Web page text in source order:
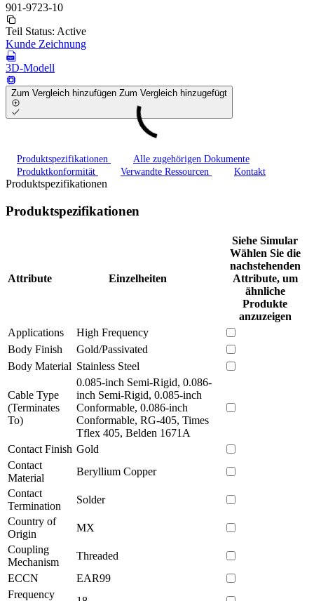
901-9723-10
Teil Status: Active
Kunde Zeichnung
3D-Modell
Zum Vergleich hinzufügen Zum Vergleich hinzugefügt
Produktspezifikationen
Alle zugehörigen Dokumente
Produktkonformität
Verwandte Ressourcen Kontakt
Produktspezifikationen
Produktspezifikationen
Attribute Einzelheiten
Siehe Simular
Wählen Sie die
nachstehenden
Attribute, um
ähnliche
Produkte
anzuzeigen
Applications
High Frequency
Body Finish
Gold/Passivated
Body Material Stainless Steel
Cable Type
(Terminates
To)
0.085-inch Semi-Rigid, 0.086-
inch Semi-Rigid, 0.085-inch
Conformable, 0.086-inch
Conformable, RG-405, Times
Tflex 405, Belden 1671A
Contact Finish Gold
Contact
Material
Beryllium Copper
Contact
Termination
Solder
Country of
Origin
MX
Coupling
Mechanism
Threaded
ECCN
EAR99
Frequency